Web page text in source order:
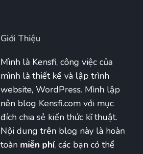
Giới Thiệu
Mình là Kensfi, công việc của
mình là thiết kế và lập trình
website, WordPress. Mình lập
nên blog Kensfi.com với mục
đích chia sẻ kiến thức kĩ thuật.
Nội dung trên blog này là hoàn
toàn miễn phí, các bạn có thể